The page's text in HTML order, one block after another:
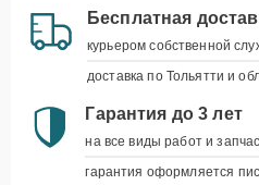
Бесплатная
курьером собственной
доставка по Тольятти и
Гарантия до 3 лет
на все виды работ и
гарантия оформляется